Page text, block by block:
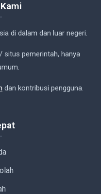
di dalam dan luar negeri.
situs pemerintah, hanya
dan kontribusi pengguna.